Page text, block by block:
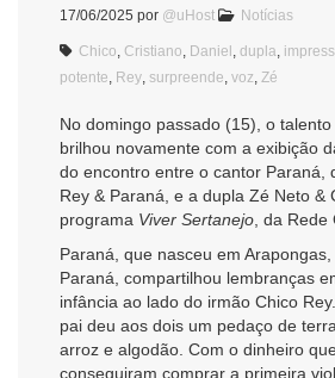
17/06/2025 por @uHost Notícias
Chico Cristiano Daniel dupla
potente Rey surpreende voz Zé
No domingo passado (15), o
brilhou novamente com a exibição
do encontro entre o cantor Paraná,
Rey & Paraná, e a dupla Zé Neto &
programa Viver Sertanejo , da Rede
Paraná, que nasceu em
Paraná, compartilhou lembranças
infância ao lado do irmão Chico
pai deu aos dois um pedaço de
arroz e algodão. Com o dinheiro
conseguiram comprar a primeira